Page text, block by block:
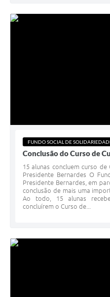
FUNDO SOCIAL DE
Conclusão do Curso de
15 alunas concluem curso de
Presidente Bernardes O
Presidente Bernardes, em
conclusão de mais uma
Ao todo, 15 alunas
concluírem o Curso de...